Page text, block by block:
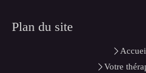
Plan du site
Votre